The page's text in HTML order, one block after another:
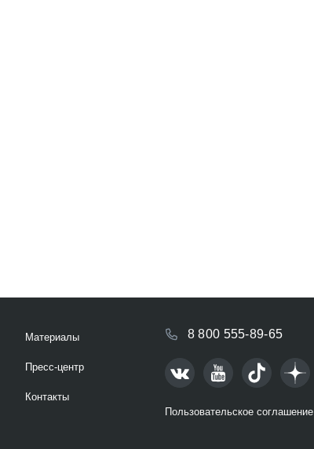
Материалы
Пресс-центр
Контакты
8 800 555-89-65
Пользовательское соглашение